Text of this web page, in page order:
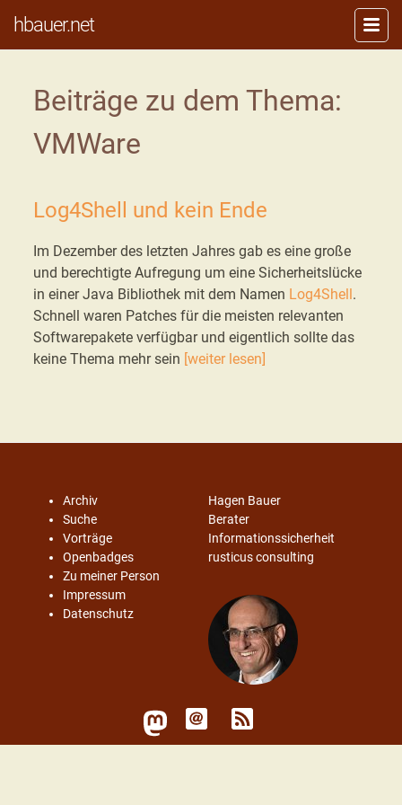
hbauer.net
Beiträge zu dem Thema:
VMWare
Log4Shell und kein Ende
Im Dezember des letzten Jahres gab es eine große
und berechtigte Aufregung um eine Sicherheitslücke
in einer Java Bibliothek mit dem Namen Log4Shell.
Schnell waren Patches für die meisten relevanten
Softwarepakete verfügbar und eigentlich sollte das
keine Thema mehr sein [weiter lesen]
Archiv
Suche
Vorträge
Openbadges
Zu meiner Person
Impressum
Datenschutz
Hagen Bauer
Berater
Informationssicherheit
rusticus consulting